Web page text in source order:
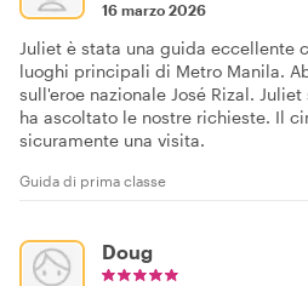
16 marzo 2026
Juliet è stata una guida eccellente
luoghi principali di Metro Manila.
sull'eroe nazionale José Rizal.
ha ascoltato le nostre richieste. Il
sicuramente una visita.
Guida di prima classe
Doug